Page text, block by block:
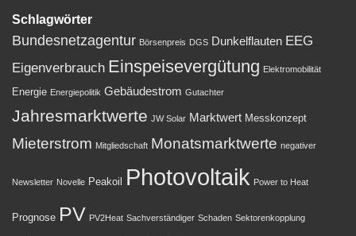
Schlagwörter
Bundesnetzagentur Börsenpreis DGS Dunkelflauten EEG
Eigenverbrauch Einspeisevergütung Elektromobilität
Energie Energiepolitik Gebäudestrom Gutachter
Jahresmarktwerte JW Solar Marktwert Messkonzept
Mieterstrom Mitgliedschaft Monatsmarktwerte negativer
Newsletter Novelle Peakoil Photovoltaik Power to Heat
Prognose PV PV2Heat Sachverständiger Schaden Sektorenkopplung